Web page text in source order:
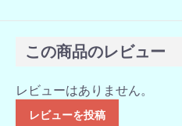
この商品のレビュー
レビューはありません。
レビューを投稿